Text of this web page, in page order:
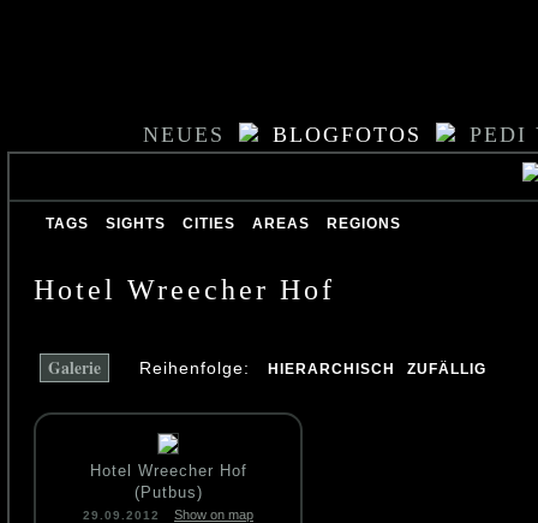
NEUES BLOGFOTOS PEDI
TAGS SIGHTS CITIES AREAS REGIONS
Hotel Wreecher Hof
Galerie Reihenfolge: HIERARCHISCH ZUFÄLLIG
Hotel Wreecher Hof
(Putbus)
29.09.2012 Show on map